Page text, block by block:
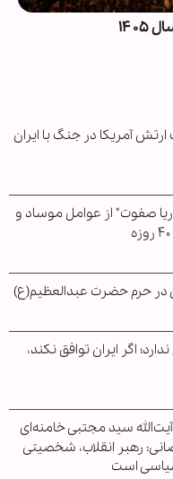
ارتش آمریکا در جنگ با ایران
صفوت" از عوامل موساد و
در حرم حضرت عبدالعظیم(ع)
اگر ایران توافق نکند،
سید مجتبی خامنه‌ای
رهبر انقلاب، شخصیتی
است